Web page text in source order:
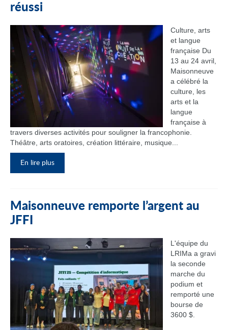
réussi
Culture, arts
et langue
française Du
13 au 24 avril,
Maisonneuve
a célébré la
culture, les
arts et la
langue
française à
travers diverses activités pour souligner la francophonie.
Théâtre, arts oratoires, création littéraire, musique...
En lire plus
Maisonneuve remporte l’argent au
JFFI
L'équipe du
LRIMa a gravi
la seconde
marche du
podium et
remporté une
bourse de
3600 $.